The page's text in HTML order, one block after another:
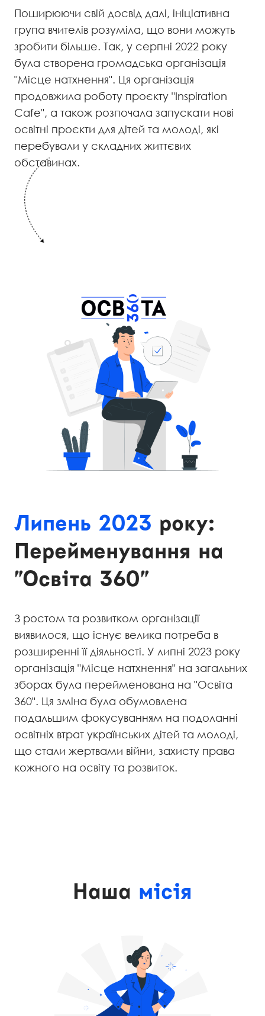
Поширюючи свій досвід далі, ініціативна
група вчителів розуміла, що вони можуть
зробити більше. Так, у серпні 2022 року
була створена громадська організація
"Місце натхнення". Ця організація
продовжила роботу проєкту "Inspiration
Cafe", а також розпочала запускати нові
освітні проєкти для дітей та молоді, які
перебували у складних життєвих
обставинах.
Липень 2023 року:
Перейменування на
"Освіта 360"
З ростом та розвитком організації
виявилося, що існує велика потреба в
розширенні її діяльності. У липні 2023 року
організація "Місце натхнення" на загальних
зборах була перейменована на "Освіта
360". Ця зміна була обумовлена
подальшим фокусуванням на подоланні
освітніх втрат українських дітей та молоді,
що стали жертвами війни, захисту права
кожного на освіту та розвиток.
Наша місія